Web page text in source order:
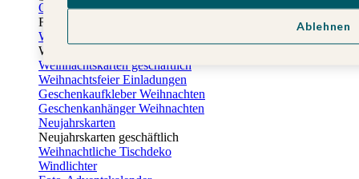
Osterkarten
Fotogeschenke zu Ostern
Weihnachtskarten
Weihnachtskarten selbst gestalten
Weihnachtskarten geschäftlich
Weihnachtsfeier Einladungen
Geschenkaufkleber Weihnachten
Geschenkanhänger Weihnachten
Neujahrskarten
Neujahrskarten geschäftlich
Weihnachtliche Tischdeko
Windlichter
Ablehnen